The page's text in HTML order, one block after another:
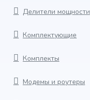
Делители мощности
Комплектующие
Комплекты
Модемы и роутеры